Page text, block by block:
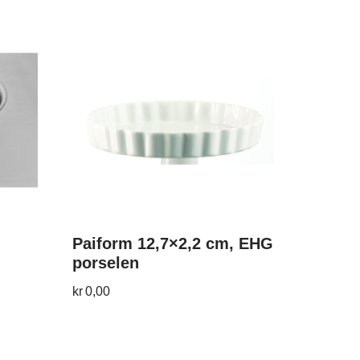
Paiform 12,7×2,2 cm, EHG
porselen
kr0,00